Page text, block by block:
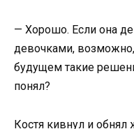
— Хорошо. Если она
девочками,
будущем такие
понял?
Костя кивнул и обнял